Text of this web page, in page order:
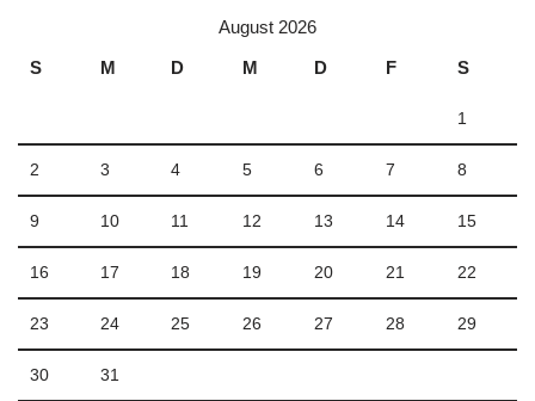
August 2026
S
M D M D F S
1
2 3 4 5 6 7 8
9 10 11 12 13 14 15
16 17 18 19 20 21 22
23 24 25 26 27 28 29
30 31